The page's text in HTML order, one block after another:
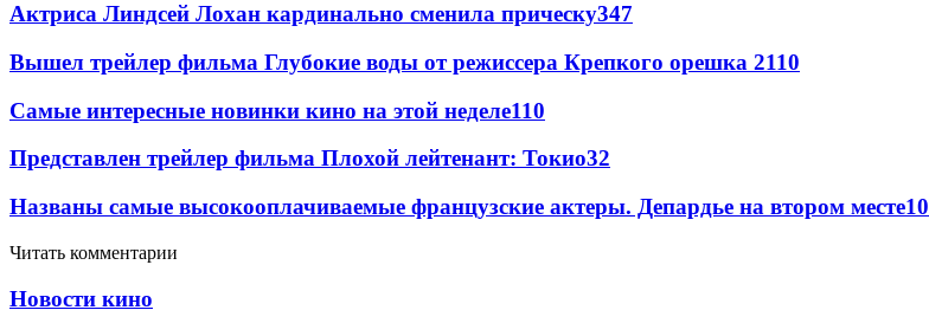
Актриса Линдсей Лохан кардинально сменила прическу347
Вышел трейлер фильма Глубокие воды от режиссера Крепкого орешка 2110
Самые интересные новинки кино на этой неделе110
Представлен трейлер фильма Плохой лейтенант: Токио32
Названы самые высокооплачиваемые французские актеры. Депардье на втором месте10
Читать комментарии
Новости кино